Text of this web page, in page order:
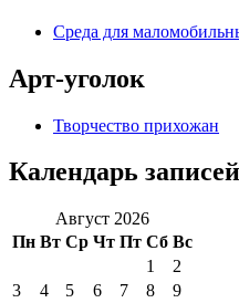
Среда для
Арт-уголок
Творчество прихожан
Календарь записей
Август 2026
Пн Вт Ср Чт Пт Сб Вс
1
2
3
4 5 6 7 8
9